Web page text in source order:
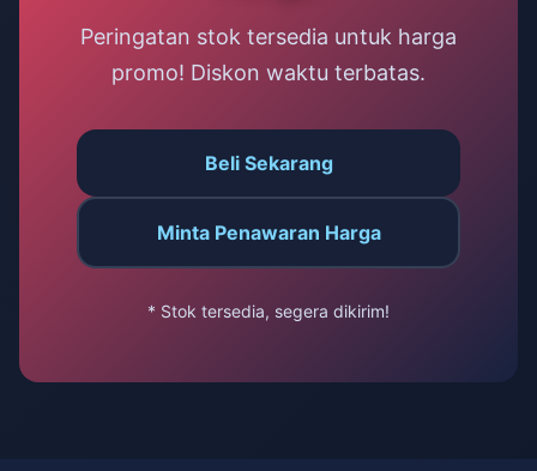
Peringatan stok tersedia untuk harga
promo! Diskon waktu terbatas.
Beli Sekarang
Minta Penawaran Harga
* Stok tersedia, segera dikirim!